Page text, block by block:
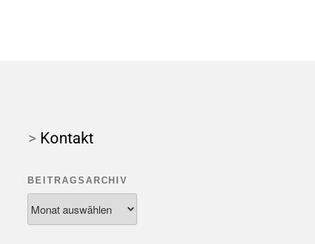
> Kontakt
BEITRAGSARCHIV